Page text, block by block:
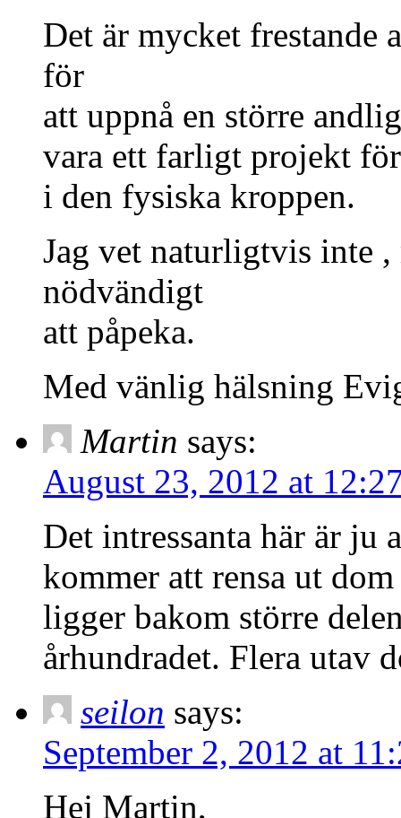
Det är mycket frestande
för
att uppnå en större
vara ett farligt projekt
i den fysiska kroppen.
Jag vet naturligtvis inte
nödvändigt
att påpeka.
Med vänlig hälsning
Martin says:
August 23, 2012 at
Det intressanta här är
kommer att rensa ut
ligger bakom större
århundradet. Flera utav
seilon says:
September 2, 2012 at
Hej Martin,